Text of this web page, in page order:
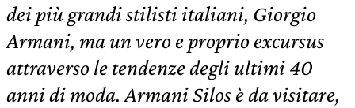
dei più grandi stilisti italiani, Giorgio
Armani, ma un vero e proprio excursus
attraverso le tendenze degli ultimi 40
anni di moda. Armani Silos è da visitare,